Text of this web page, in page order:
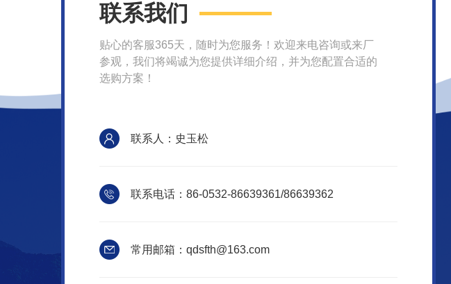
联系我们
贴心的客服365天，随时为您服务！欢迎来电咨询或来厂
参观，我们将竭诚为您提供详细介绍，并为您配置合适的
选购方案！
联系人：史玉松
联系电话：86-0532-86639361/86639362
常用邮箱：qdsfth@163.com